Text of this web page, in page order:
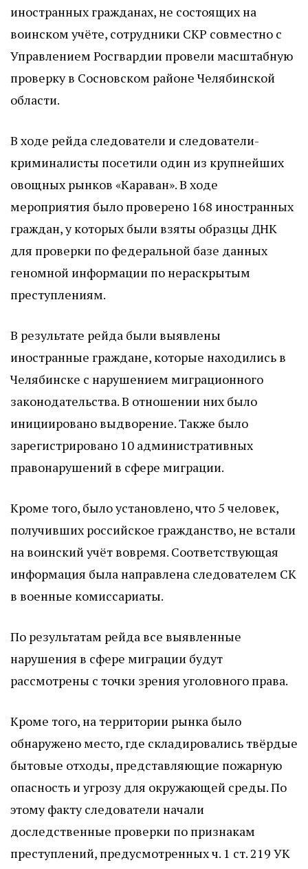
иностранных гражданах, не состоящих на
воинском учёте, сотрудники СКР совместно с
Управлением Росгвардии провели масштабную
проверку в Сосновском районе Челябинской
области.
В ходе рейда следователи и следователи-
криминалисты посетили один из крупнейших
овощных рынков «Караван». В ходе
мероприятия было проверено 168 иностранных
граждан, у которых были взяты образцы ДНК
для проверки по федеральной базе данных
геномной информации по нераскрытым
преступлениям.
В результате рейда были выявлены
иностранные граждане, которые находились в
Челябинске с нарушением миграционного
законодательства. В отношении них было
инициировано выдворение. Также было
зарегистрировано 10 административных
правонарушений в сфере миграции.
Кроме того, было установлено, что 5 человек,
получивших российское гражданство, не встали
на воинский учёт вовремя. Соответствующая
информация была направлена следователем СК
в военные комиссариаты.
По результатам рейда все выявленные
нарушения в сфере миграции будут
рассмотрены с точки зрения уголовного права.
Кроме того, на территории рынка было
обнаружено место, где складировались твёрдые
бытовые отходы, представляющие пожарную
опасность и угрозу для окружающей среды. По
этому факту следователи начали
доследственные проверки по признакам
преступлений, предусмотренных ч. 1 ст. 219 УК